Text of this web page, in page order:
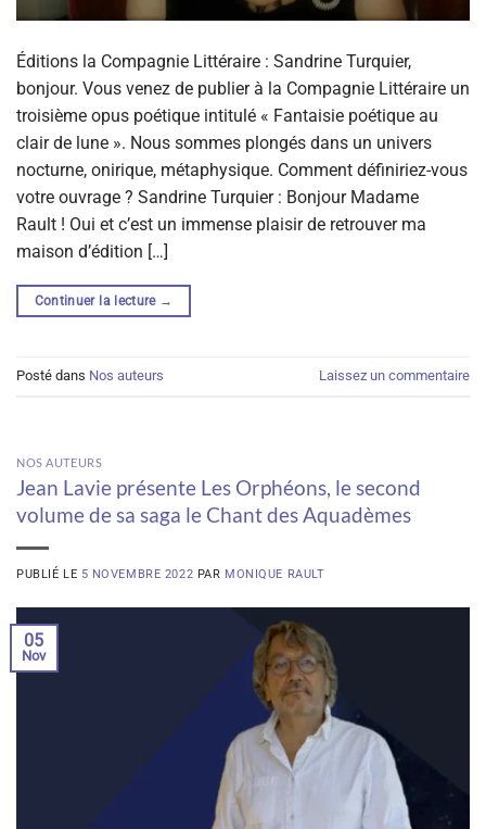
Éditions la Compagnie Littéraire : Sandrine Turquier,
bonjour. Vous venez de publier à la Compagnie Littéraire un
troisième opus poétique intitulé « Fantaisie poétique au
clair de lune ». Nous sommes plongés dans un univers
nocturne, onirique, métaphysique. Comment définiriez-vous
votre ouvrage ? Sandrine Turquier : Bonjour Madame
Rault ! Oui et c’est un immense plaisir de retrouver ma
maison d’édition […]
Continuer la lecture →
Posté dans Nos auteurs Laissez un commentaire
NOS AUTEURS
Jean Lavie présente Les Orphéons, le second
volume de sa saga le Chant des Aquadèmes
PUBLIÉ LE 5 NOVEMBRE 2022 PAR MONIQUE RAULT
05
Nov